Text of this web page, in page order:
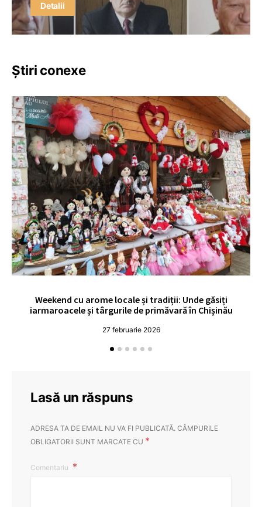
Detalii
Știri conexe
Weekend cu arome locale și tradiții: Unde găsiți
iarmaroacele și târgurile de primăvară în Chișinău
27 februarie 2026
Lasă un răspuns
ADRESA TA DE EMAIL NU VA FI PUBLICATĂ. CÂMPURILE
OBLIGATORII SUNT MARCATE CU *
Comentariu